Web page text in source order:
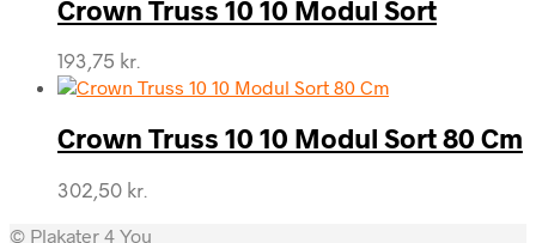
Crown Truss 10 10 Modul Sort
193,75 kr.
Crown Truss 10 10 Modul Sort 80 Cm
302,50 kr.
© Plakater 4 You